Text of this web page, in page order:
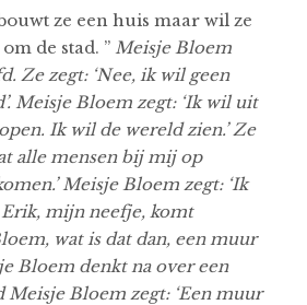
ze een huis maar wil ze
de stad. ” Meisje Bloem
Ze zegt: ‘Nee, ik wil geen
Meisje Bloem zegt: ‘Ik wil uit
Ik wil de wereld zien.’ Ze
alle mensen bij mij op
Meisje Bloem zegt: ‘Ik
mijn neefje, komt
wat is dat dan, een muur
Bloem denkt na over een
Meisje Bloem zegt: ‘Een muur